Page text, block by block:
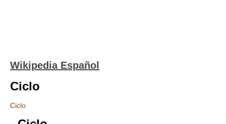
Wikipedia Español
Ciclo
Ciclo